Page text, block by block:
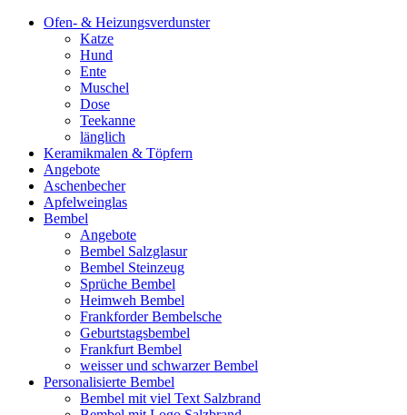
Ofen- & Heizungsverdunster
Katze
Hund
Ente
Muschel
Dose
Teekanne
länglich
Keramikmalen & Töpfern
Angebote
Aschenbecher
Apfelweinglas
Bembel
Angebote
Bembel Salzglasur
Bembel Steinzeug
Sprüche Bembel
Heimweh Bembel
Frankforder Bembelsche
Geburtstagsbembel
Frankfurt Bembel
weisser und schwarzer Bembel
Personalisierte Bembel
Bembel mit viel Text Salzbrand